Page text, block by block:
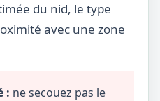
du nid, le type
avec une zone
: ne secouez pas le